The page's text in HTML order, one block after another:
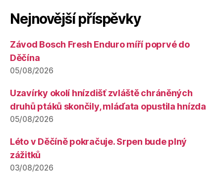
Nejnovější příspěvky
Závod Bosch Fresh Enduro míří poprvé do
Děčína
05/08/2026
Uzavírky okolí hnízdišť zvláště chráněných
druhů ptáků skončily, mláďata opustila hnízda
05/08/2026
Léto v Děčíně pokračuje. Srpen bude plný
zážitků
03/08/2026